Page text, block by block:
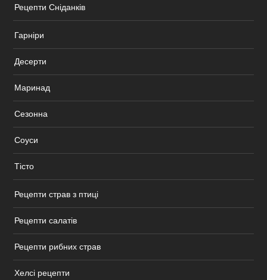
Рецепти Сніданків
Гарніри
Десерти
Маринад
Сезонна
Соуси
Тісто
Рецепти страв з птиці
Рецепти салатів
Рецепти рибних страв
Хелсі рецепти